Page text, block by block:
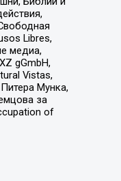
Libres,
медиа,
gGmbH,
Vistas,
Мунка,
за
of